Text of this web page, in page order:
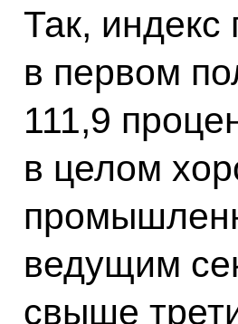
Так,
в первом
111,9
в целом
ведущим
свыше